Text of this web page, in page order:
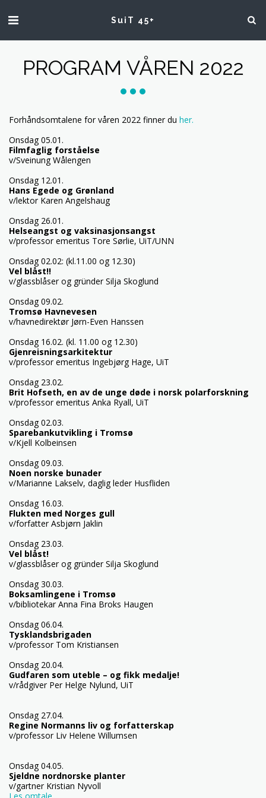
SuiT 45+
PROGRAM VÅREN 2022
Forhåndsomtalene for våren 2022 finner du her.
Onsdag 05.01.
Filmfaglig forståelse
v/Sveinung Wålengen
Onsdag 12.01.
Hans Egede og Grønland
v/lektor Karen Angelshaug
Onsdag 26.01.
Helseangst og vaksinasjonsangst
v/professor emeritus Tore Sørlie, UiT/UNN
Onsdag 02.02: (kl.11.00 og 12.30)
Vel blåst!!
v/glassblåser og gründer Silja Skoglund
Onsdag 09.02.
Tromsø Havnevesen
v/havnedirektør Jørn-Even Hanssen
Onsdag 16.02. (kl. 11.00 og 12.30)
Gjenreisningsarkitektur
v/professor emeritus Ingebjørg Hage, UiT
Onsdag 23.02.
Brit Hofseth, en av de unge døde i norsk polarforskning
v/professor emeritus Anka Ryall, UiT
Onsdag 02.03.
Sparebankutvikling i Tromsø
v/Kjell Kolbeinsen
Onsdag 09.03.
Noen norske bunader
v/Marianne Lakselv, daglig leder Husfliden
Onsdag 16.03.
Flukten med Norges gull
v/forfatter Asbjørn Jaklin
Onsdag 23.03.
Vel blåst!
v/glassblåser og gründer Silja Skoglund
Onsdag 30.03.
Boksamlingene i Tromsø
v/bibliotekar Anna Fina Broks Haugen
Onsdag 06.04.
Tysklandsbrigaden
v/professor Tom Kristiansen
Onsdag 20.04.
Gudfaren som uteble – og fikk medalje!
v/rådgiver Per Helge Nylund, UiT
Onsdag 27.04.
Regine Normanns liv og forfatterskap
v/professor Liv Helene Willumsen
Onsdag 04.05.
Sjeldne nordnorske planter
v/gartner Kristian Nyvoll